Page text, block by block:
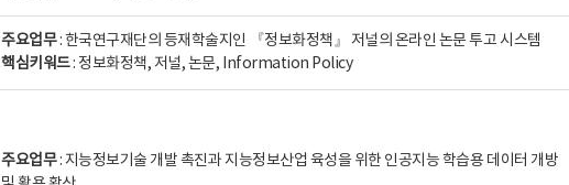
주요업무: 한국연구재단의 등재학술지인 『정보화정책』 저널의 온라인 논문 투고 시스템
핵심키워드: 정보화정책, 저널, 논문, Information Policy
주요업무: 지능정보기술 개발 촉진과 지능정보산업 육성을 위한 인공지능 학습용 데이터 개방